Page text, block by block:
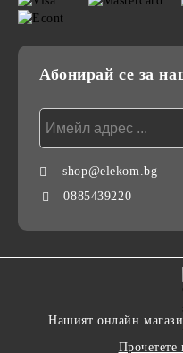
Абонирай се за
shop@elekom.bg
0885439220
Нашият онлайн
Прочетете